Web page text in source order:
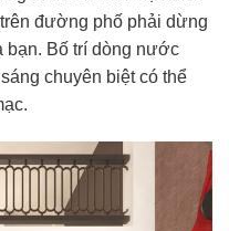
đường phố phải dừng
bạn. Bố trí dòng nước
chuyên biệt có thể